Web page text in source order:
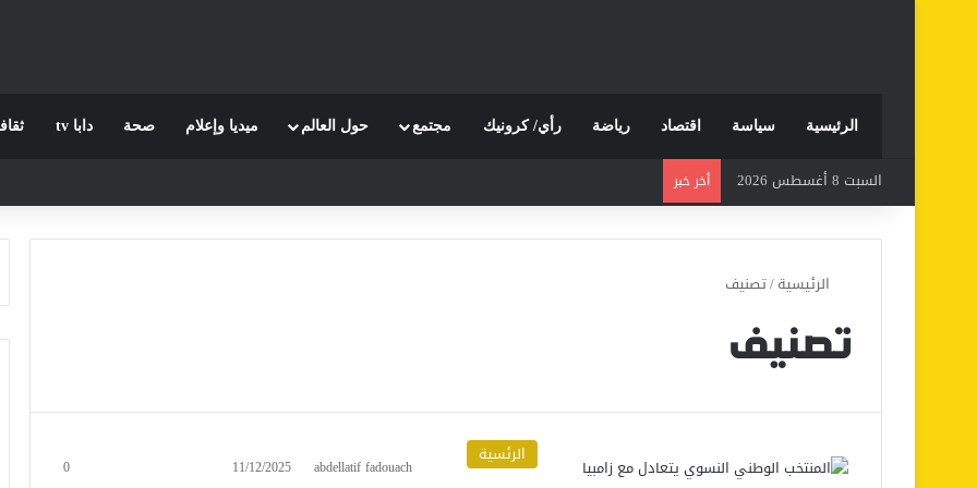
الرئيسية سياسة اقتصاد رياضة رأي/ كرونيك مجتمع حول العالم ميديا وإعلام صحة دابا tv
السبت 8 أغسطس 2026 أخر خبر
الرئيسية/تصنيف
تصنيف
الرئسية abdellatif fadouach
11/12/2025
0